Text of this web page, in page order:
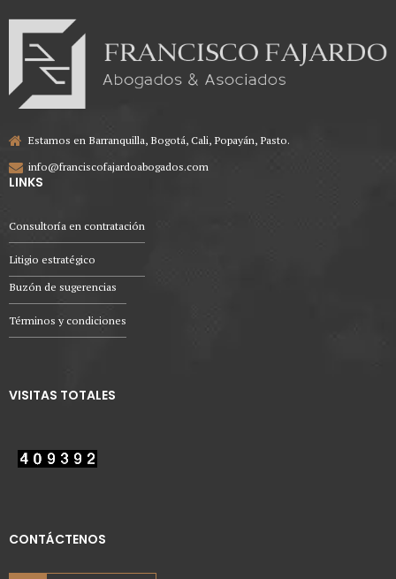
Estamos en Barranquilla, Bogotá, Cali, Popayán, Pasto.
info@franciscofajardoabogados.com
LINKS
Consultoría en contratación
Litigio estratégico
Buzón de sugerencias
Términos y condiciones
VISITAS TOTALES
CONTÁCTENOS